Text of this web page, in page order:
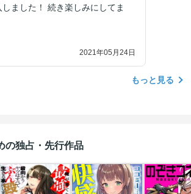
ました！ 続き楽しみにしてま
2021年05月24日
もっと見る
の独占・先行作品